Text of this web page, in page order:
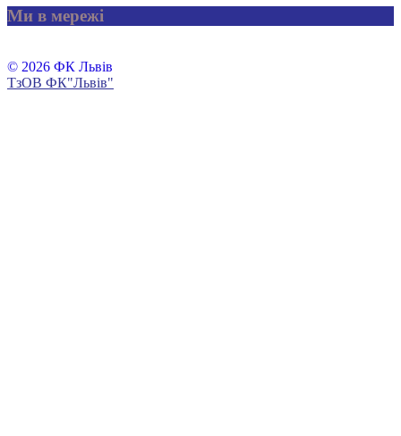
Ми в мережі
© 2026 ФК Львів
ТзОВ ФК"Львів"